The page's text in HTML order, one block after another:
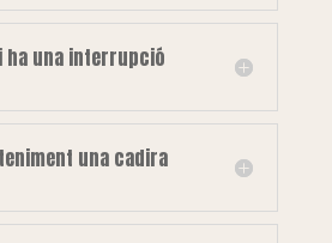
ha una interrupció
una cadira